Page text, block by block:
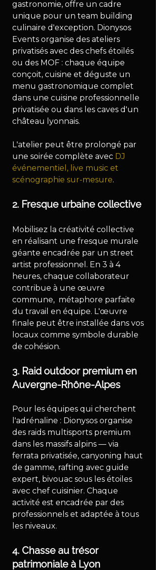
gastronomie, offre un cadre
unique pour un team building
culinaire d'exception. Dionysos
Events organise des ateliers
privatisés avec des chefs étoilés
ou des MOF : chaque équipe
conçoit, cuisine et déguste un
menu gastronomique complet
dans une cuisine professionnelle
privatisée ou dans les caves d'un
château lyonnais.
L'atelier peut être prolongé par
une soirée complète avec DJ
événementiel, live music et
scénographie sur-mesure.
2. Fresque urbaine collective
Mobilisez la créativité collective
en réalisant une fresque murale
géante encadrée par un street
artist professionnel. En 3 à 4
heures, chaque collaborateur
contribue à une œuvre
commune,  métaphore parfaite
du travail en équipe. L'œuvre
finale peut être installée dans vos
locaux comme symbole durable
de cohésion.
3. Raid outdoor premium en
Auvergne-Rhône-Alpes
Pour les équipes qui cherchent
l'adrénaline : Dionysos organise
des raids multisports premium
dans les massifs alpins — via
ferrata privatisée, canyoning haut
de gamme, rafting avec guide
expert, bivouac sous les étoiles
avec chef cuisinier. Chaque
activité est encadrée par des
professionnels et adaptée à tous
les niveaux.
4. Chasse au trésor
patrimoniale à Lyon